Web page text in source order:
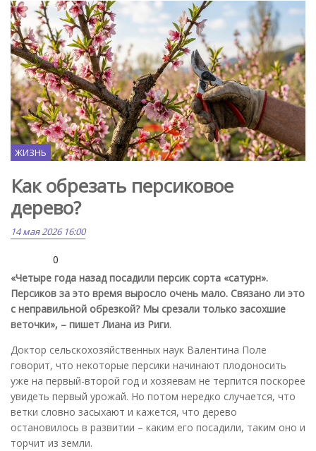
ЖИЗНЬ
Как обрезать персиковое
дерево?
14 мая 2026 16:00
0
«Четыре года назад посадили персик сорта «сатурн».
Персиков за это время выросло очень мало. Связано ли это
с неправильной обрезкой? Мы срезали только засохшие
веточки», – пишет Лиана из Риги.
Доктор сельскохозяйственных наук Валентина Поле
говорит, что некоторые персики начинают плодоносить
уже на первый-второй год и хозяевам не терпится поскорее
увидеть первый урожай. Но потом нередко случается, что
ветки словно засыхают и кажется, что дерево
остановилось в развитии – каким его посадили, таким оно и
торчит из земли.